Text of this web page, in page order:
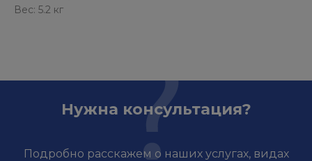
Вес: 5.2 кг
Нужна консультация?
Подробно расскажем о наших услугах, видах